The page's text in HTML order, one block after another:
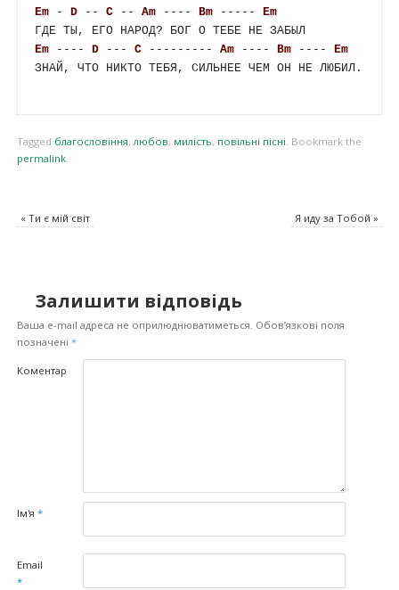
Em - D -- C -- Am ---- Bm ----- Em
Em ---- D --- C --------- Am ---- Bm ---- Em
ЗНАЙ, ЧТО НИКТО ТЕБЯ, СИЛЬНЕЕ ЧЕМ ОН НЕ ЛЮБИЛ.
Tagged благословіння,любов, милість, повільні пісні. Bookmark the
permalink.
«Ти є мій світ Я иду за Тобой»
Залишити відповідь
Ваша e-mail адреса не оприлюднюватиметься. Обов’язкові поля
позначені *
Коментар
Ім'я *
Email
*